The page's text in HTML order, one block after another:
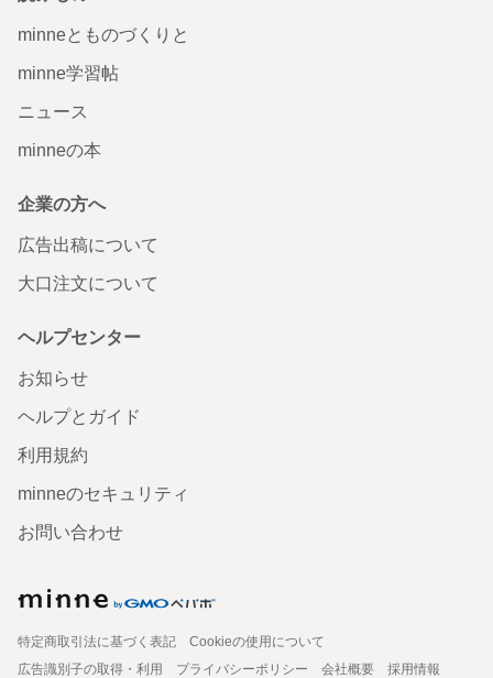
minneとものづくりと
minne学習帖
ニュース
minneの本
企業の方へ
広告出稿について
大口注文について
ヘルプセンター
お知らせ
ヘルプとガイド
利用規約
minneのセキュリティ
お問い合わせ
特定商取引法に基づく表記
Cookieの使用について
広告識別子の取得・利用
プライバシーポリシー 会社概要
採用情報